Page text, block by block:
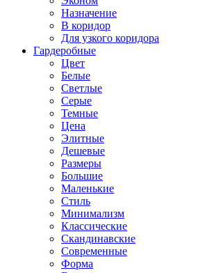
Назначение
В коридор
Для узкого коридора
Гардеробные
Цвет
Белые
Светлые
Серые
Темные
Цена
Элитные
Дешевые
Размеры
Большие
Маленькие
Стиль
Минимализм
Классические
Скандинавские
Современные
Форма